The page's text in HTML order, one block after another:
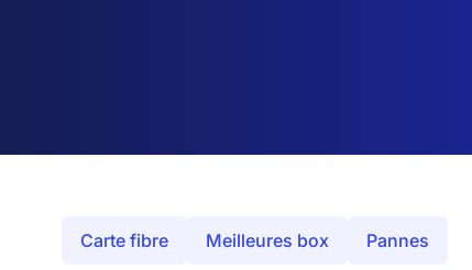
Carte fibre Meilleures box Pannes